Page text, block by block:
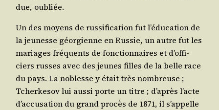
due, oubliée.
Un des moyens de rus­si­fi­ca­tion fut l’é­du­ca­tion de
la jeu­nesse géor­gienne en Rus­sie, un autre fut les
mariages fré­quents de fonc­tion­naires et d’of­fi­
ciers russes avec des jeunes filles de la belle race
du pays. La noblesse y était très nom­breuse ;
Tcher­ke­sov lui aus­si porte un titre ; d’a­près l’acte
d’ac­cu­sa­tion du grand pro­cès de 1871, il s’ap­pelle